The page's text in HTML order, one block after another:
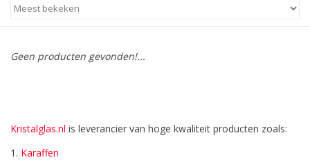
Geen producten gevonden!...
Kristalglas.nl is leverancier van hoge kwaliteit producten zoals:
1. Karaffen